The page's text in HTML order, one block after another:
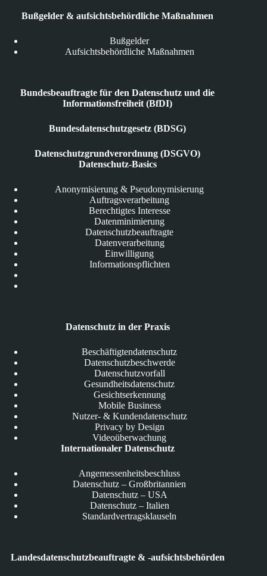
Bußgelder & aufsichtsbehördliche Maßnahmen
Bußgelder
Aufsichtsbehördliche Maßnahmen
Bundesbeauftragte für den Datenschutz und die
Informationsfreiheit (BfDI)
Bundesdatenschutzgesetz (BDSG)
Datenschutzgrundverordnung (DSGVO)
Datenschutz-Basics
Anonymisierung & Pseudonymisierung
Auftragsverarbeitung
Berechtigtes Interesse
Datenminimierung
Datenschutzbeauftragte
Datenverarbeitung
Einwilligung
Informationspflichten
Datenschutz in der Praxis
Beschäftigtendatenschutz
Datenschutzbeschwerde
Datenschutzvorfall
Gesundheitsdatenschutz
Gesichtserkennung
Mobile Business
Nutzer- & Kundendatenschutz
Privacy by Design
Videoüberwachung
Internationaler Datenschutz
Angemessenheitsbeschluss
Datenschutz – Großbritannien
Datenschutz – USA
Datenschutz – Italien
Standardvertragsklauseln
Landesdatenschutzbeauftragte & -aufsichtsbehörden